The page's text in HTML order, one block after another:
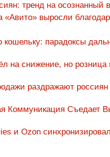
тренд на осознанный
выросли
парадоксы
на снижение, но
раздражают
Коммуникация Съедает
и Ozon